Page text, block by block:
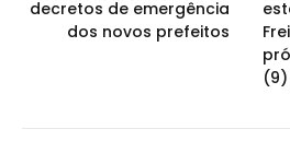
decretos de emergência
dos novos prefeitos
(9)